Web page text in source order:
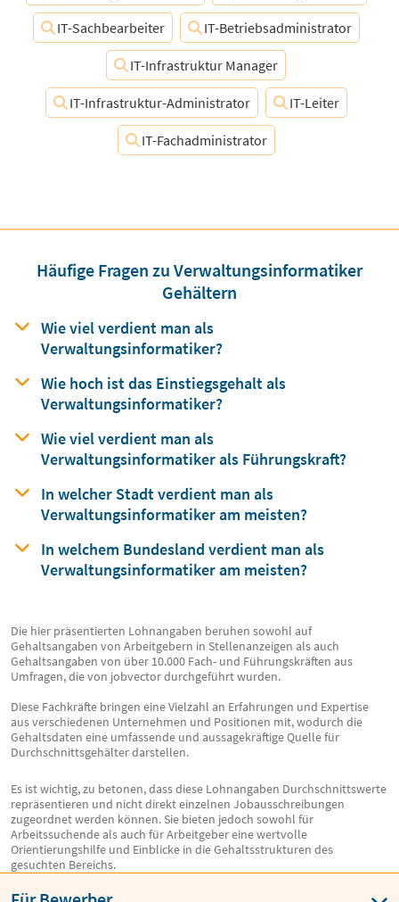
IT-Sachbearbeiter IT-Betriebsadministrator
IT-Infrastruktur Manager
IT-Infrastruktur-Administrator IT-Leiter
IT-Fachadministrator
Häufige Fragen zu Verwaltungsinformatiker
Gehältern
Wie viel verdient man als
Verwaltungsinformatiker?
Wie hoch ist das Einstiegsgehaltals
Verwaltungsinformatiker?
Wie viel verdient man als
Verwaltungsinformatiker als Führungskraft?
In welcher Stadt verdient man als
Verwaltungsinformatiker am meisten?
In welchem Bundesland verdient man als
Verwaltungsinformatiker am meisten?
Die hier präsentierten Lohnangaben beruhen sowohl auf
Gehaltsangaben von Arbeitgebern in Stellenanzeigen als auch
Gehaltsangaben von über 10.000 Fach- und Führungskräften aus
Umfragen, die von jobvector durchgeführt wurden.
Diese Fachkräfte bringen eine Vielzahl an Erfahrungen und Expertise
aus verschiedenen Unternehmen und Positionen mit, wodurch die
Gehaltsdaten eine umfassende und aussagekräftige Quelle für
Durchschnittsgehälter darstellen.
Es ist wichtig, zu betonen, dass diese Lohnangaben Durchschnittswerte
repräsentieren und nicht direkt einzelnen Jobausschreibungen
zugeordnet werden können. Sie bieten jedoch sowohl für
Arbeitssuchende als auch für Arbeitgeber eine wertvolle
Orientierungshilfe und Einblicke in die Gehaltsstrukturen des
gesuchten Bereichs.